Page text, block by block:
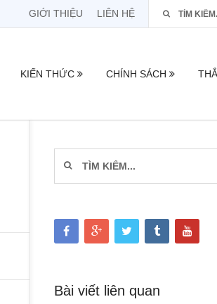
GIỚI THIỆU LIÊN HỆ
KIẾN THỨC CHÍNH SÁCH
Bài viết liên quan